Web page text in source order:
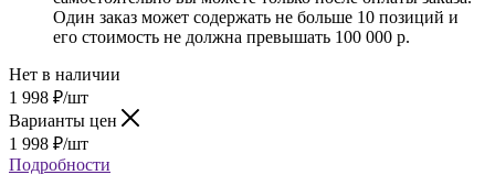
Один заказ может содержать не больше 10 позиций и
его стоимость не должна превышать 100 000 р.
Нет в наличии
1 998 ₽/шт
Варианты цен
1 998 ₽/шт
Подробности